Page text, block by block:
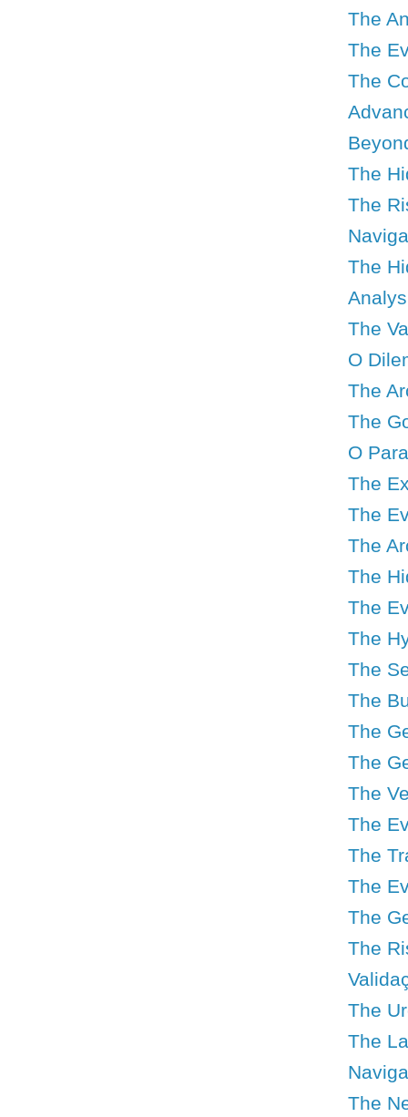
The
The
The
The
The
The
The
O
The
The
O
The
The
The
The
The
The
The
The
The
The
The
The
The
The
The
The
The
The
The